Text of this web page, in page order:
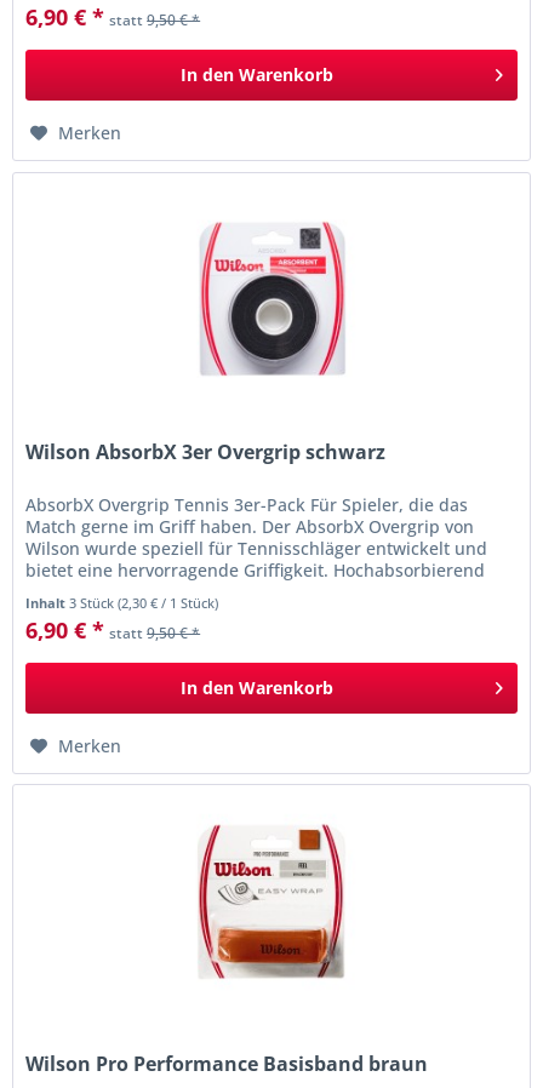
6,90 € * statt9,50 € *
In den Warenkorb
Merken
Wilson AbsorbX 3er Overgrip schwarz
AbsorbX Overgrip Tennis 3er-Pack Für Spieler, die das
Match gerne im Griff haben. Der AbsorbX Overgrip von
Wilson wurde speziell für Tennisschläger entwickelt und
bietet eine hervorragende Griffigkeit. Hochabsorbierend
Inhalt3 Stück(2,30 € / 1 Stück)
6,90 € * statt9,50 € *
In den Warenkorb
Merken
Wilson Pro Performance Basisband braun